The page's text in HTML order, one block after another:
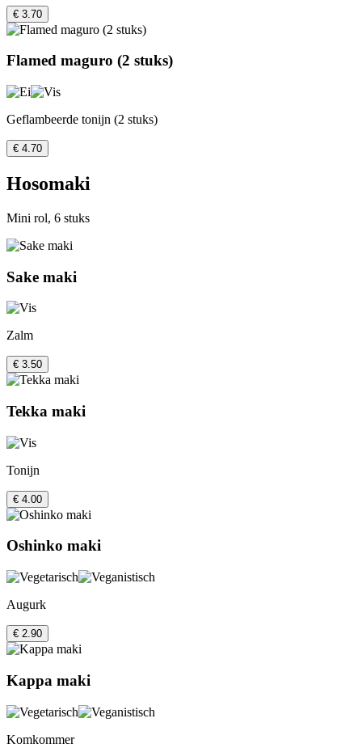
€ 3.70
Flamed maguro (2 stuks)
Geflambeerde tonijn (2 stuks)
€ 4.70
Hosomaki
Mini rol, 6 stuks
Sake maki
Zalm
€ 3.50
Tekka maki
Tonijn
€ 4.00
Oshinko maki
Augurk
€ 2.90
Kappa maki
Komkommer